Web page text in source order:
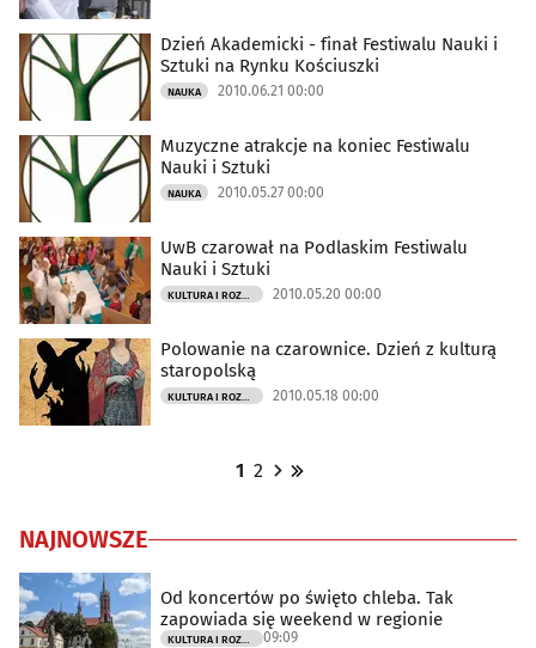
Dzień Akademicki - finał Festiwalu Nauki i
Sztuki na Rynku Kościuszki
NAUKA 2010.06.21 00:00
Muzyczne atrakcje na koniec Festiwalu
Nauki i Sztuki
NAUKA 2010.05.27 00:00
UwB czarował na Podlaskim Festiwalu
Nauki i Sztuki
KULTURA I ROZRYWKA 2010.05.20 00:00
Polowanie na czarownice. Dzień z kulturą
staropolską
KULTURA I ROZRYWKA 2010.05.18 00:00
1 2
NAJNOWSZE
Od koncertów po święto chleba. Tak
zapowiada się weekend w regionie
09:09